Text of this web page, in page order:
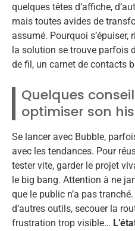
quelques têtes d’affiche,
mais toutes avides de
assumé. Pourquoi
la solution se trouve parfois
de fil, un carnet de contacts
Quelques
optimiser son
Se lancer avec Bubble,
avec les tendances. Pour
tester vite, garder le projet
le big bang. Attention à ne
que le public n’a pas
d’autres outils, secouer la
frustration trop visible…